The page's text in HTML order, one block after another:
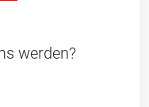
werden?